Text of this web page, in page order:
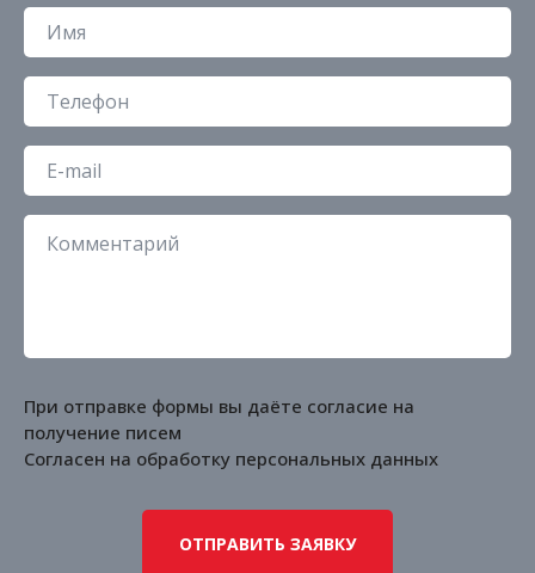
При отправке формы вы даёте согласие на
получение писем
Согласен на обработку персональных данных